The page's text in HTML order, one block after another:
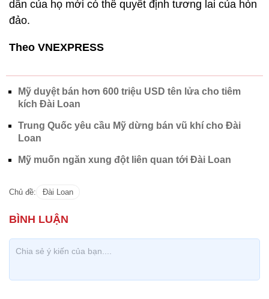
dân của họ mới có thể quyết định tương lai của hòn
đảo.
Theo VNEXPRESS
Mỹ duyệt bán hơn 600 triệu USD tên lửa cho tiêm
kích Đài Loan
Trung Quốc yêu cầu Mỹ dừng bán vũ khí cho Đài
Loan
Mỹ muốn ngăn xung đột liên quan tới Đài Loan
Chủ đề: Đài Loan